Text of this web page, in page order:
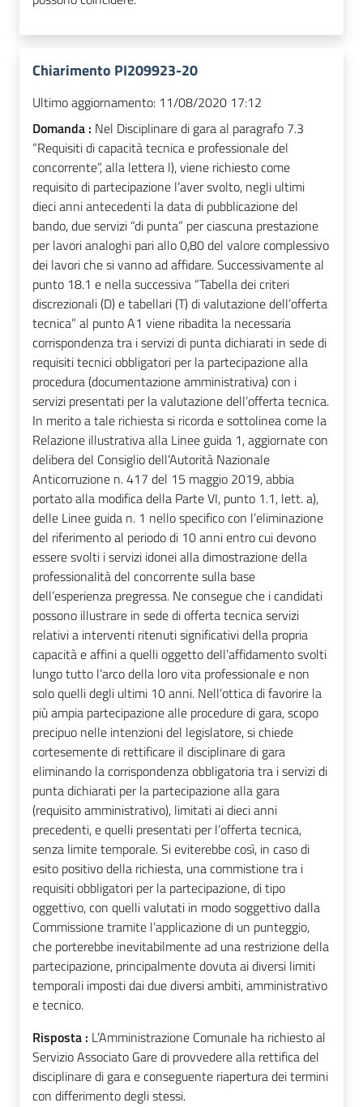
Chiarimento PI209923-20
Ultimo aggiornamento: 11/08/2020 17:12
Domanda : Nel Disciplinare di gara al paragrafo 7.3
“Requisiti di capacità tecnica e professionale del
concorrente”, alla lettera l), viene richiesto come
requisito di partecipazione l’aver svolto, negli ultimi
dieci anni antecedenti la data di pubblicazione del
bando, due servizi “di punta” per ciascuna prestazione
per lavori analoghi pari allo 0,80 del valore complessivo
dei lavori che si vanno ad affidare. Successivamente al
punto 18.1 e nella successiva “Tabella dei criteri
discrezionali (D) e tabellari (T) di valutazione dell’offerta
tecnica” al punto A1 viene ribadita la necessaria
corrispondenza tra i servizi di punta dichiarati in sede di
requisiti tecnici obbligatori per la partecipazione alla
procedura (documentazione amministrativa) con i
servizi presentati per la valutazione dell’offerta tecnica.
In merito a tale richiesta si ricorda e sottolinea come la
Relazione illustrativa alla Linee guida 1, aggiornate con
delibera del Consiglio dell’Autorità Nazionale
Anticorruzione n. 417 del 15 maggio 2019, abbia
portato alla modifica della Parte VI, punto 1.1, lett. a),
delle Linee guida n. 1 nello specifico con l’eliminazione
del riferimento al periodo di 10 anni entro cui devono
essere svolti i servizi idonei alla dimostrazione della
professionalità del concorrente sulla base
dell’esperienza pregressa. Ne consegue che i candidati
possono illustrare in sede di offerta tecnica servizi
relativi a interventi ritenuti significativi della propria
capacità e affini a quelli oggetto dell’affidamento svolti
lungo tutto l’arco della loro vita professionale e non
solo quelli degli ultimi 10 anni. Nell’ottica di favorire la
più ampia partecipazione alle procedure di gara, scopo
precipuo nelle intenzioni del legislatore, si chiede
cortesemente di rettificare il disciplinare di gara
eliminando la corrispondenza obbligatoria tra i servizi di
punta dichiarati per la partecipazione alla gara
(requisito amministrativo), limitati ai dieci anni
precedenti, e quelli presentati per l’offerta tecnica,
senza limite temporale. Si eviterebbe così, in caso di
esito positivo della richiesta, una commistione tra i
requisiti obbligatori per la partecipazione, di tipo
oggettivo, con quelli valutati in modo soggettivo dalla
Commissione tramite l’applicazione di un punteggio,
che porterebbe inevitabilmente ad una restrizione della
partecipazione, principalmente dovuta ai diversi limiti
temporali imposti dai due diversi ambiti, amministrativo
e tecnico.
Risposta : L’Amministrazione Comunale ha richiesto al
Servizio Associato Gare di provvedere alla rettifica del
disciplinare di gara e conseguente riapertura dei termini
con differimento degli stessi.